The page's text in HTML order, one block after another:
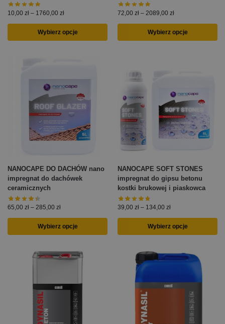
10,00 zł – 1760,00 zł
Wybierz opcje
72,00 zł – 2089,00 zł
Wybierz opcje
NANOCAPE DO DACHÓW nano
impregnat do dachówek
ceramicznych
65,00 zł – 285,00 zł
Wybierz opcje
NANOCAPE SOFT STONES
impregnat do gipsu betonu
kostki brukowej i piaskowca
39,00 zł – 134,00 zł
Wybierz opcje